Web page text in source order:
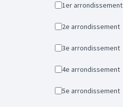
1er arrondissement
2e arrondissement
3e arrondissement
4e arrondissement
5e arrondissement